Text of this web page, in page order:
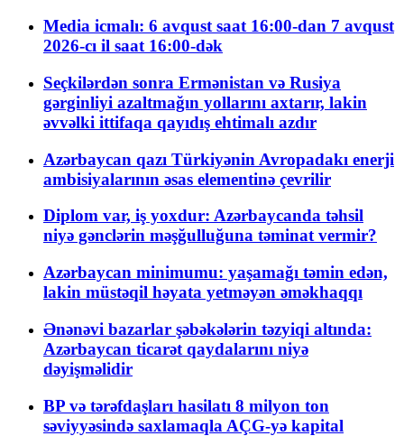
Media icmalı: 6 avqust saat 16:00-dan 7 avqust
2026-cı il saat 16:00-dək
Seçkilərdən sonra Ermənistan və Rusiya
gərginliyi azaltmağın yollarını axtarır, lakin
əvvəlki ittifaqa qayıdış ehtimalı azdır
Azərbaycan qazı Türkiyənin Avropadakı enerji
ambisiyalarının əsas elementinə çevrilir
Diplom var, iş yoxdur: Azərbaycanda təhsil
niyə gənclərin məşğulluğuna təminat vermir?
Azərbaycan minimumu: yaşamağı təmin edən,
lakin müstəqil həyata yetməyən əməkhaqqı
Ənənəvi bazarlar şəbəkələrin təzyiqi altında:
Azərbaycan ticarət qaydalarını niyə
dəyişməlidir
BP və tərəfdaşları hasilatı 8 milyon ton
səviyyəsində saxlamaqla AÇG-yə kapital